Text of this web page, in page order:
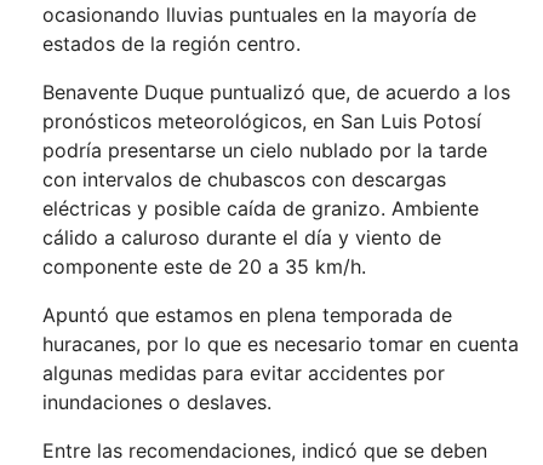
ocasionando lluvias puntuales en la mayoría de
estados de la región centro.
Benavente Duque puntualizó que, de acuerdo a los
pronósticos meteorológicos, en San Luis Potosí
podría presentarse un cielo nublado por la tarde
con intervalos de chubascos con descargas
eléctricas y posible caída de granizo. Ambiente
cálido a caluroso durante el día y viento de
componente este de 20 a 35 km/h.
Apuntó que estamos en plena temporada de
huracanes, por lo que es necesario tomar en cuenta
algunas medidas para evitar accidentes por
inundaciones o deslaves.
Entre las recomendaciones, indicó que se deben